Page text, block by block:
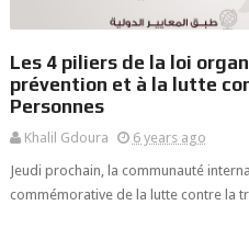
Les 4 piliers de la loi
prévention et à la lutte
Personnes
Khalil Gdoura
6 years ago
Jeudi prochain, la communauté
commémorative de la lutte contre la